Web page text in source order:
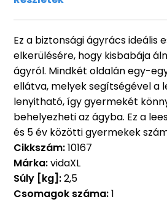
Ez a biztonsági ágyrács ideális
elkerülésére, hogy kisbabája
ágyról. Mindkét oldalán egy-
ellátva, melyek segítségével a
lenyitható, így gyermekét
behelyezheti az ágyba. Ez a
és 5 év közötti gyermekek
Cikkszám:10167
Márka:vidaXL
Súly [kg]:2,5
Csomagok száma:1